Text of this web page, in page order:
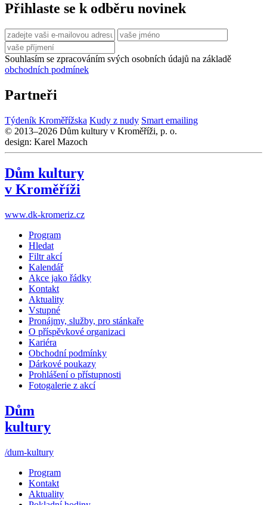
Přihlaste se k odběru novinek
Souhlasím se zpracováním svých osobních údajů na základě
obchodních podmínek
Partneři
Týdeník Kroměřížska Kudy z nudy Smart emailing
© 2013–2026 Dům kultury v Kroměříži, p. o.
design: Karel Mazoch
Dům kultury
v Kroměříži
www.dk-kromeriz.cz
Program
Hledat
Filtr akcí
Kalendář
Akce jako řádky
Kontakt
Aktuality
Vstupné
Pronájmy, služby, pro stánkaře
O příspěvkové organizaci
Kariéra
Obchodní podmínky
Dárkové poukazy
Prohlášení o přístupnosti
Fotogalerie z akcí
Dům
kultury
/dum-kultury
Program
Kontakt
Aktuality